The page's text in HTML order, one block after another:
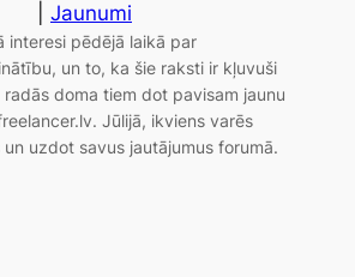
Jaunumi
interesi pēdējā laikā par
un to, ka šie raksti ir kļuvuši
doma tiem dot pavisam jaunu
Jūlijā, ikviens varēs
uzdot savus jautājumus forumā.